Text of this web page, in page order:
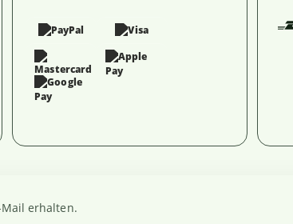
erhalten.